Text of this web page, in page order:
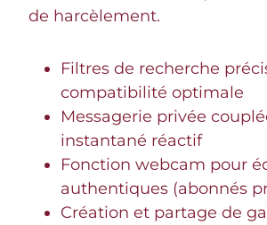
de harcèlement.
Filtres de recherche
compatibilité optimale
Messagerie privée
instantané réactif
Fonction webcam pour
authentiques (abonnés
Création et partage de